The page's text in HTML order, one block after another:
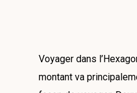
Voyager dans
montant va